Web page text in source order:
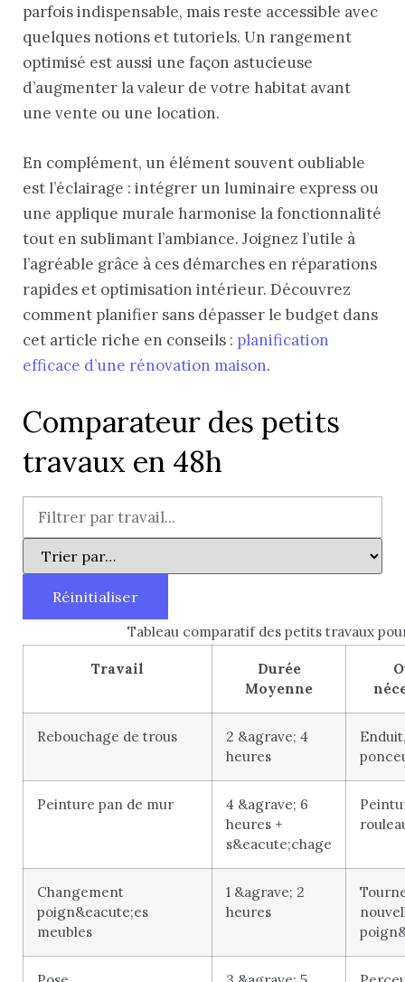
parfois indispensable, mais reste accessible avec
quelques notions et tutoriels. Un rangement
optimisé est aussi une façon astucieuse
d’augmenter la valeur de votre habitat avant
une vente ou une location.
En complément, un élément souvent oubliable
est l’éclairage : intégrer un luminaire express ou
une applique murale harmonise la fonctionnalité
tout en sublimant l’ambiance. Joignez l’utile à
l’agréable grâce à ces démarches en réparations
rapides et optimisation intérieur. Découvrez
comment planifier sans dépasser le budget dans
cet article riche en conseils : planification
efficace d’une rénovation maison.
Comparateur des petits
travaux en 48h
Réinitialiser
Tableau comparatif des petits travaux
Travail
Durée
Moyenne
Rebouchage de trous
2 &agrave; 4
heures
Peinture pan de mur
4 &agrave; 6
heures +
s&eacute;chage
Changement
poign&eacute;es
meubles
1 &agrave; 2
heures